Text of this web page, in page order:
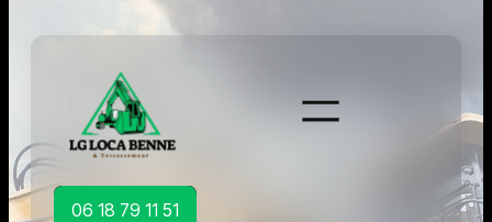
06 18 79 11 51